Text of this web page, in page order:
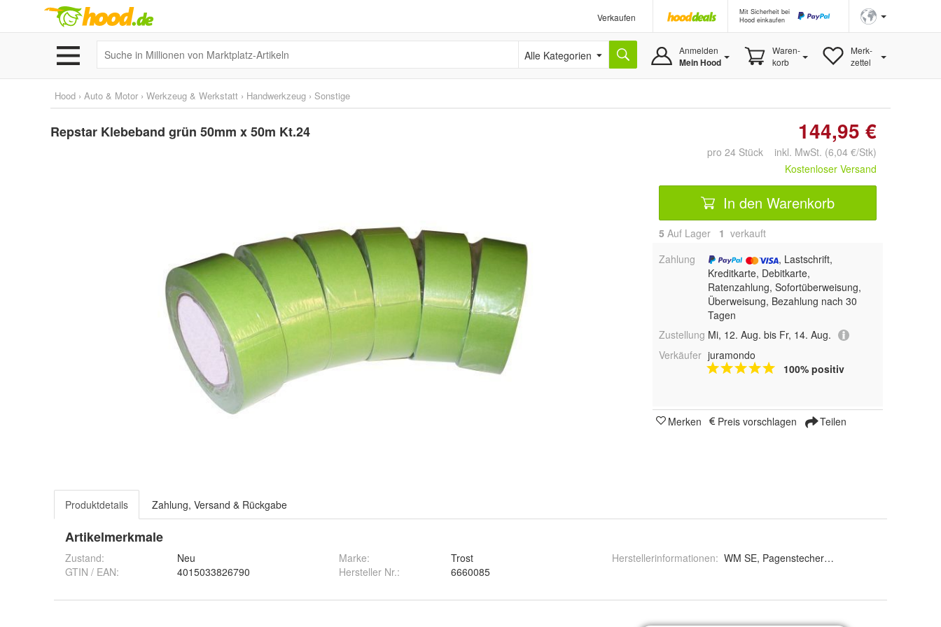
Verkaufen
Mit Sicherheit bei
Hood einkaufen
Alle Kategorien Anmelden
Mein Hood
Waren-
korb
Merk-
zettel
Hood › Auto & Motor › Werkzeug & Werkstatt › Handwerkzeug › Sonstige
Repstar Klebeband grün 50mm x 50m Kt.24 144,95 €
pro 24 Stück inkl. MwSt. (6,04 €/Stk)
Kostenloser Versand
In den Warenkorb
5 Auf Lager 1 verkauft
Zahlung
, Lastschrift,
Kreditkarte, Debitkarte,
Ratenzahlung, Sofortüberweisung,
Überweisung, Bezahlung nach 30
Tagen
Zustellung Mi, 12. Aug. bis Fr, 14. Aug.
Verkäufer juramondo
100% positiv
Merken Preis vorschlagen Teilen
Produktdetails Zahlung, Versand & Rückgabe
Artikelmerkmale
Zustand:
Neu
GTIN / EAN:
4015033826790
Marke:
Trost
Hersteller Nr.:
6660085
Herstellerinformationen: WM SE, Pagenstecherstraße 121, 49090